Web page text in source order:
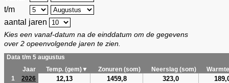
t/m
aantal jaren
Kies een vanaf-datum na de einddatum om de gegevens
over 2 opeenvolgende jaren te zien.
Data t/m 5 augustus
Jaar
Temp. (gem)▼ Zonuren (som) Neerslag (som)
1
2026 12,13 1459,8 323,0